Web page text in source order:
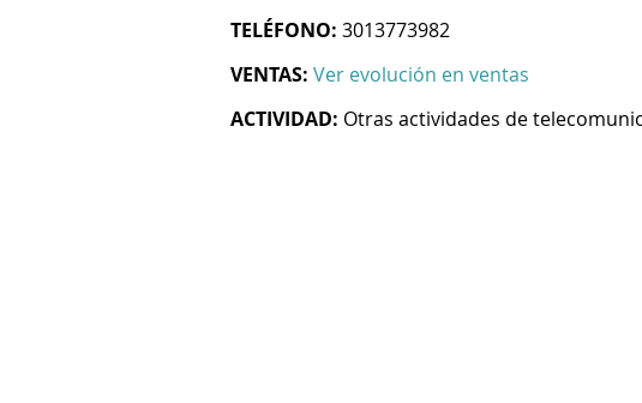
TELÉFONO: 3013773982
VENTAS: Ver evolución en ventas
ACTIVIDAD: Otras actividades de